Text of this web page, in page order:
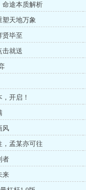
命途本质解析
塑天地万象
贤毕至
击就送
开启！
风
，孟某亦可往
者
来